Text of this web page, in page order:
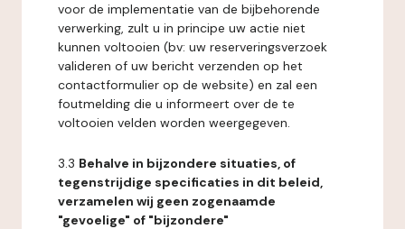
voor de implementatie van de bijbehorende
verwerking, zult u in principe uw actie niet
kunnen voltooien (bv: uw reserveringsverzoek
valideren of uw bericht verzenden op het
contactformulier op de website) en zal een
foutmelding die u informeert over de te
voltooien velden worden weergegeven.
3.3 Behalve in bijzondere situaties, of
tegenstrijdige specificaties in dit beleid,
verzamelen wij geen zogenaamde
"gevoelige" of "bijzondere"